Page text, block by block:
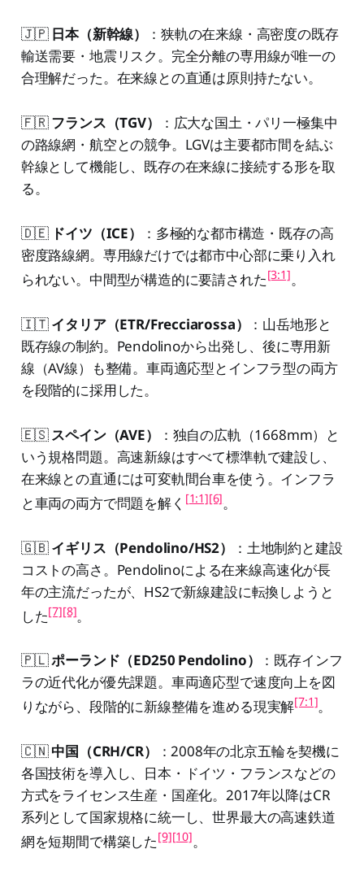
🇯🇵 日本（新幹線）
：狭軌の在来線・高密度の既存
輸送需要・地震リスク。完全分離の専用線が唯一の
合理解だった。在来線との直通は原則持たない。
🇫🇷フランス（TGV）
：広大な国土・パリ一極集中
の路線網・航空との競争。LGVは主要都市間を結ぶ
幹線として機能し、既存の在来線に接続する形を取
る。
🇩🇪 ドイツ（ICE）
：多極的な都市構造・既存の高
密度路線網。専用線だけでは都市中心部に乗り入れ
られない。中間型が構造的に要請された[3:1]。
🇮🇹イタリア（ETR/Frecciarossa）
：山岳地形と
既存線の制約。Pendolinoから出発し、後に専用新
線（AV線）も整備。車両適応型とインフラ型の両方
を段階的に採用した。
🇪🇸スペイン（AVE）
：独自の広軌（1668mm）と
いう規格問題。高速新線はすべて標準軌で建設し、
在来線との直通には可変軌間台車を使う。インフラ
と車両の両方で問題を解く [1:1][6]。
🇬🇧イギリス（Pendolino/HS2）
：土地制約と建設
コストの高さ。Pendolinoによる在来線高速化が長
年の主流だったが、HS2で新線建設に転換しようと
した[7][8]。
🇵🇱ポーランド（ED250 Pendolino）
：既存インフ
ラの近代化が優先課題。車両適応型で速度向上を図
りながら、段階的に新線整備を進める現実解[7:1]。
🇨🇳中国（CRH/CR）
：2008年の北京五輪を契機に
各国技術を導入し、日本・ドイツ・フランスなどの
方式をライセンス生産・国産化。2017年以降はCR
系列として国家規格に統一し、世界最大の高速鉄道
網を短期間で構築した[9][10]。